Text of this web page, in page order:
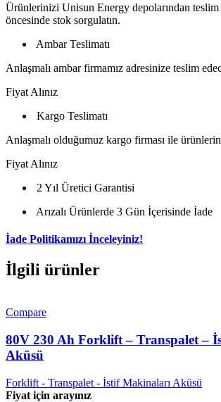
Ürünlerinizi Unisun Energy depolarından
öncesinde stok sorgulatın.
Ambar Teslimatı
Anlaşmalı ambar firmamız adresinize teslim
Fiyat Alınız
Kargo Teslimatı
Anlaşmalı olduğumuz kargo firması ile
Fiyat Alınız
2 Yıl Üretici Garantisi
Arızalı Ürünlerde 3 Gün İçerisinde İade
İade Politikamızı İnceleyiniz!
İlgili ürünler
Compare
80V 230 Ah Forklift – Transpalet –
Aküsü
Forklift - Transpalet - İstif Makinaları Aküsü
Fiyat için arayınız